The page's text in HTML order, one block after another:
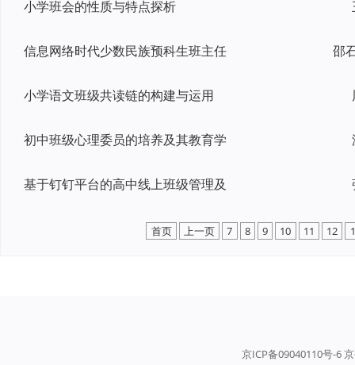
小学班会的性质与特点探析
信息网络时代少数民族预科生班主任 邵
小学语文班级共读链的构建与运用
初中班级心理委员的培养及其教育学
基于钉钉平台的高中线上班级管理及
首页 上一页 7 8 9 10 11 12
京ICP备09040110号-6